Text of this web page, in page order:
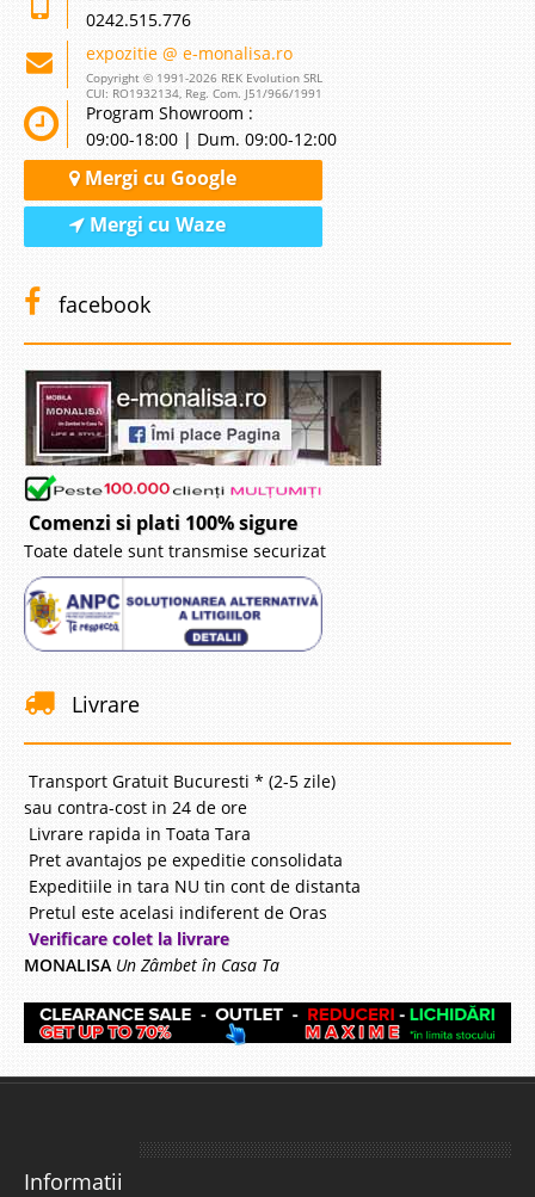
Paturi Tapitate cu Piele Naturala si Ecologica Alb - Sublime Patul Sublime
este o provocare pentru producatorii de mobila tapitata. Cu linii curajoase
si un nivel de complexitate maxima seria de paturi din piele Sublime
constitue varful de maiestrie pentru orice fab..
Pret Redus
Stoc Epuizat - Indisponibil
Patut Bebe Bonita
Cea mai importanta piesa in dormitorul unei mici printese este patutul.
Paturile pentru copii trebuie sa ofere confort si functionalitate pe langa un
design de invidiat, design..
825 Lei
Stoc Epuizat - Indisponibil
Adauga la Favorite
-27%
Tablie Tapitata Anouk
dormitor matrimonial trebuie avut in vedere o atmosfera calda si
odihnitoare. Tabliile tapitate ajuta la completarea mobilierului de dormitor
si sporesc nivelul de confort al patului. Tablia..
0242.515.776
expozitie @ e-monalisa.ro
Copyright © 1991-2026 REK Evolution SRL
CUI: RO1932134, Reg. Com. J51/966/1991
Program Showroom :
09:00-18:00 | Dum. 09:00-12:00
Mergi cu Google
Mergi cu Waze
facebook
Comenzi si plati 100% sigure
Toate datele sunt transmise securizat
Livrare
Transport Gratuit Bucuresti * (2-5 zile)
sau contra-cost in 24 de ore
Livrare rapida in Toata Tara
Pret avantajos pe expeditie consolidata
Expeditiile in tara NU tin cont de distanta
Pretul este acelasi indiferent de Oras
Verificare colet la livrare
MONALISA Un Zâmbet în Casa Ta
Informatii